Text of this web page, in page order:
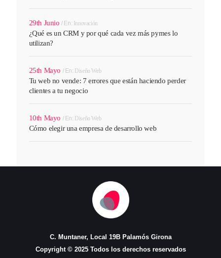
29th JunioEn: Innovación
¿Qué es un CRM y por qué cada vez más pymes lo
utilizan?
25th Mayo En: Diseño Web
Tu web no vende: 7 errores que están haciendo perder
clientes a tu negocio
10th Mayo En: Diseño Web
Cómo elegir una empresa de desarrollo web
C. Muntaner, Local 19B Palamós Girona
Copyright © 2025 Todos los derechos reservados